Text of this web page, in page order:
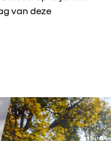
van deze